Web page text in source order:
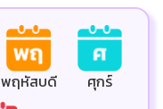
พฤหัสบดี ศุกร์